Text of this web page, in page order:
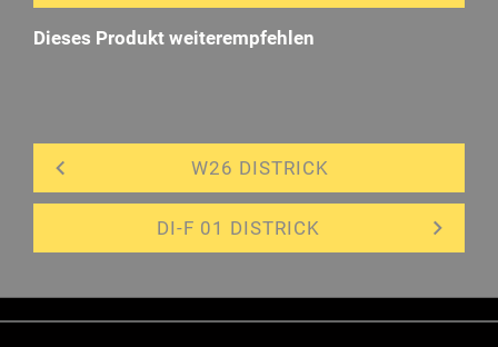
Dieses Produkt weiterempfehlen
W26 DISTRICK
DI-F 01 DISTRICK